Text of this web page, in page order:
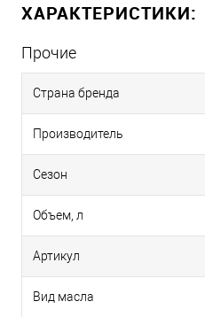
ХАРАКТЕРИСТИКИ:
Прочие
Страна бренда
Производитель
Сезон
Объем, л
Артикул
Вид масла